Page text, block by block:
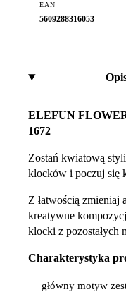
EAN
5609288316053
ELEFUN
1672
Zostań kwiatową
klocków i poczuj się
Z łatwością zmieniaj
kreatywne
klocki z pozostałych
Charakterystyka
główny motyw